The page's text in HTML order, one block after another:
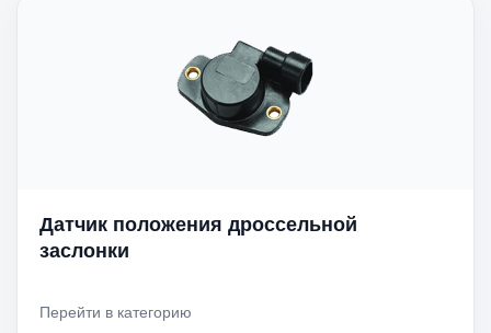
Датчик положения дроссельной
заслонки
Перейти в категорию